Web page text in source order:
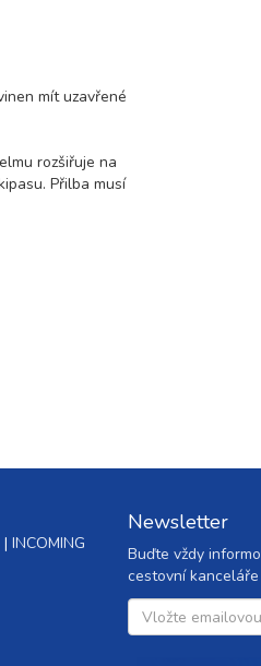
mít uzavřené
rozšiřuje na
Přilba musí
| INCOMING
Newsletter
Buďte vždy
cestovní kanceláře